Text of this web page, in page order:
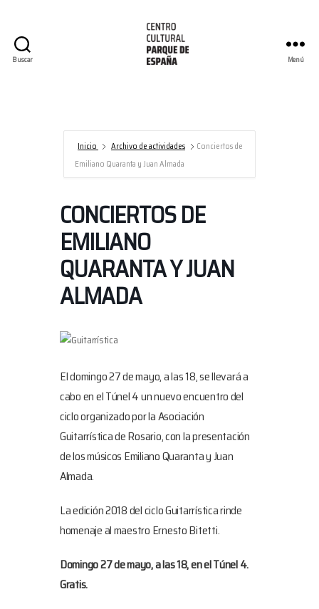
Buscar
España/AECID
Menú
Inicio Archivo de actividades
Conciertos de
Emiliano Quaranta y Juan Almada
CONCIERTOS DE
EMILIANO
QUARANTA Y JUAN
ALMADA
El domingo 27 de mayo, a las 18, se llevará a
cabo en el Túnel 4 un nuevo encuentro del
ciclo organizado por la Asociación
Guitarrística de Rosario, con la presentación
de los músicos Emiliano Quaranta y Juan
Almada.
La edición 2018 del ciclo Guitarrística rinde
homenaje al maestro Ernesto Bitetti.
Domingo 27 de mayo, a las 18, en el Túnel 4.
Gratis.